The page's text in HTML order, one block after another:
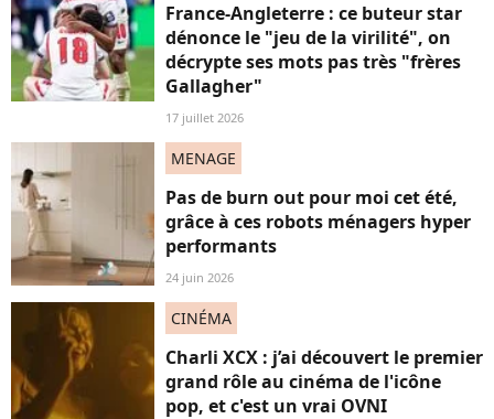
France-Angleterre : ce buteur star
dénonce le "jeu de la virilité", on
décrypte ses mots pas très "frères
Gallagher"
17 juillet 2026
MENAGE
Pas de burn out pour moi cet été,
grâce à ces robots ménagers hyper
performants
24 juin 2026
CINÉMA
Charli XCX : j’ai découvert le premier
grand rôle au cinéma de l'icône
pop, et c'est un vrai OVNI